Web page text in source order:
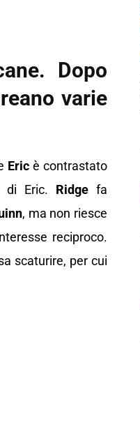
Dopo
varie
Eric è contrastato
di Eric. Ridge fa
, ma non riesce
reciproco.
scaturire, per cui